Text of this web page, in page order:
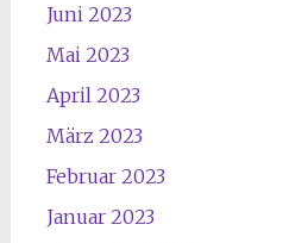
Juni 2023
Mai 2023
April 2023
März 2023
Februar 2023
Januar 2023